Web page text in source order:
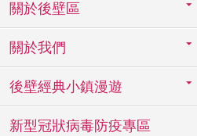
關於後壁區
關於我們
後壁經典小鎮漫遊
新型冠狀病毒防疫專區